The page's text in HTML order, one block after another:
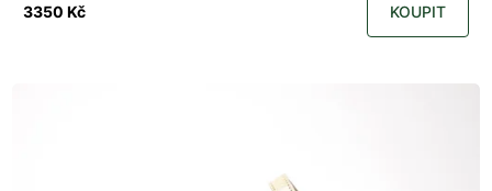
3350 Kč KOUPIT